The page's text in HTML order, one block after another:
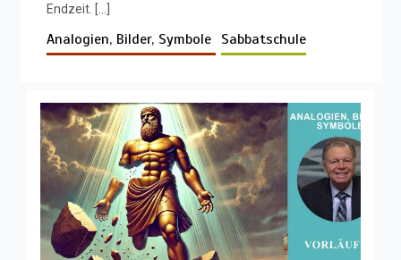
Endzeit. […]
Analogien, Bilder, Symbole Sabbatschule